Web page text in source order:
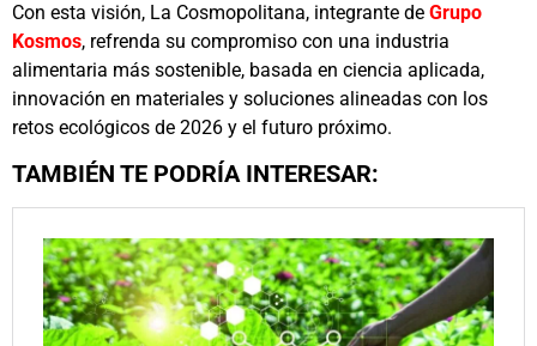
Con esta visión, La Cosmopolitana, integrante de Grupo
Kosmos, refrenda su compromiso con una industria
alimentaria más sostenible, basada en ciencia aplicada,
innovación en materiales y soluciones alineadas con los
retos ecológicos de 2026 y el futuro próximo.
TAMBIÉN TE PODRÍA INTERESAR: